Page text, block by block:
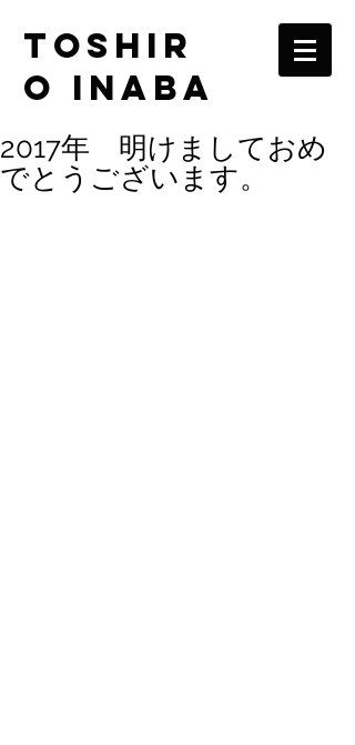
TOSHIR
O INABA
2017年 明けましておめ
でとうございます。